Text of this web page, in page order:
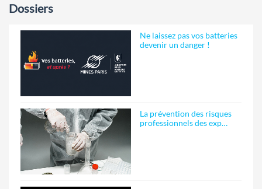
Dossiers
Ne laissez pas vos batteries
devenir un danger !
La prévention des risques
professionnels des exp…